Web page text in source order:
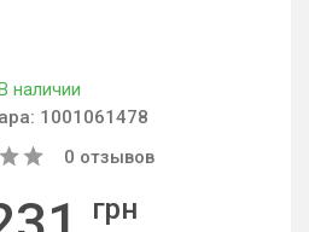
наличии
1001061478
0 отзывов
грн